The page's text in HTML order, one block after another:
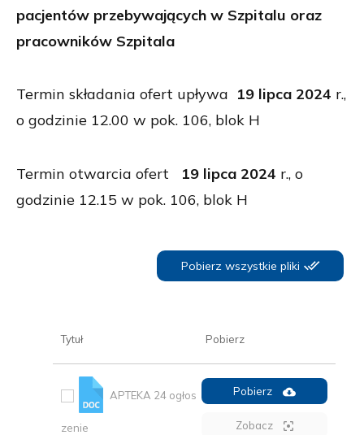
pacjentów przebywających w Szpitalu oraz
pracowników Szpitala
Termin składania ofert upływa 19 lipca 2024 r.,
o godzinie 12.00 w pok. 106, blok H
Termin otwarcia ofert 19 lipca 2024 r., o
godzinie 12.15 w pok. 106, blok H
Pobierz wszystkie pliki
Tytuł Pobierz
APTEKA 24 ogłos
zenie
Pobierz
Zobacz